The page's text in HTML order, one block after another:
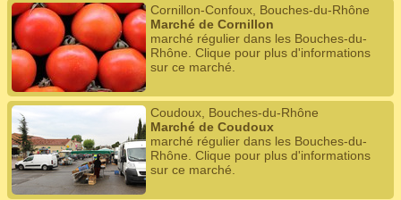
Cornillon-Confoux, Bouches-du-Rhône
Marché de Cornillon
marché régulier dans les Bouches-du-
Rhône. Clique pour plus d'informations
sur ce marché.
Coudoux, Bouches-du-Rhône
Marché de Coudoux
marché régulier dans les Bouches-du-
Rhône. Clique pour plus d'informations
sur ce marché.